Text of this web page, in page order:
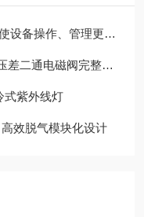
、管理更简单HV-500R
电磁阀完整产品介绍
式紫外线灯
效脱气模块化设计